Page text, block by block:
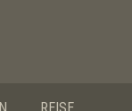
REISE